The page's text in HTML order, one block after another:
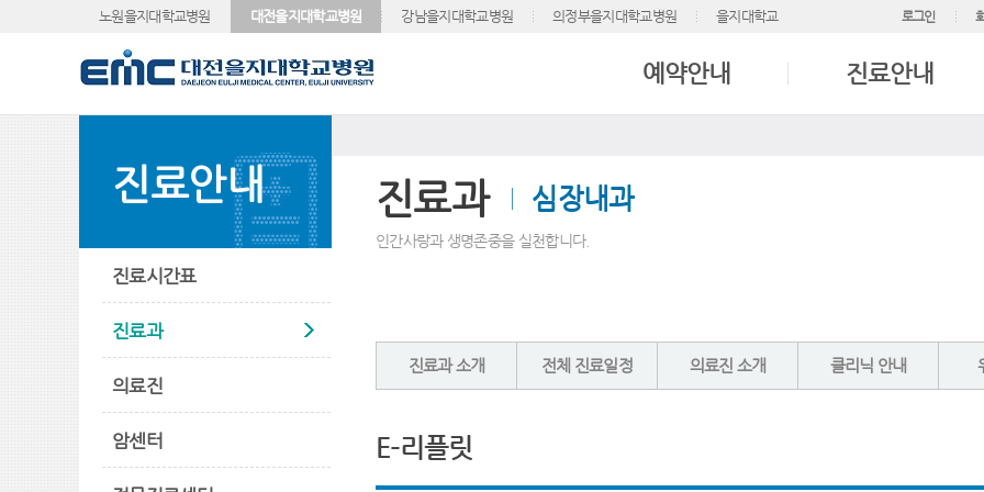
노원을지대학교병원 대전을지대학교병원 강남을지대학교병원 의정부을지대학교병원 을지대학교 로그인
예약안내 진료안내
진료안내
진료시간표
진료과
의료진
암센터
진료과 심장내과
인간사랑과 생명존중을 실천합니다.
진료과 소개 전체 진료일정 의료진 소개 클리닉 안내
E-리플릿